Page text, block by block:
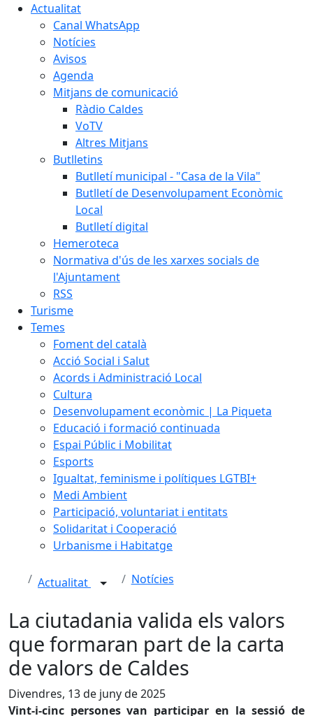
Actualitat
Canal WhatsApp
Notícies
Avisos
Agenda
Mitjans de comunicació
Ràdio Caldes
VoTV
Altres Mitjans
Butlletins
Butlletí municipal - "Casa de la Vila"
Butlletí de Desenvolupament Econòmic
Local
Butlletí digital
Hemeroteca
Normativa d'ús de les xarxes socials de
l'Ajuntament
RSS
Turisme
Temes
Foment del català
Acció Social i Salut
Acords i Administració Local
Cultura
Desenvolupament econòmic | La Piqueta
Educació i formació continuada
Espai Públic i Mobilitat
Esports
Igualtat, feminisme i polítiques LGTBI+
Medi Ambient
Participació, voluntariat i entitats
Solidaritat i Cooperació
Urbanisme i Habitatge
Actualitat Notícies
La ciutadania valida els valors
que formaran part de la carta
de valors de Caldes
Divendres, 13 de juny de 2025
Vint-i-cinc persones van participar en la sessió de